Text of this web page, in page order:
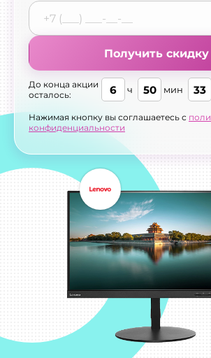
Получить скидку
До конца акции
осталось:
6 ч 50 мин 31
Нажимая кнопку вы соглашаетесь с
конфиденциальности